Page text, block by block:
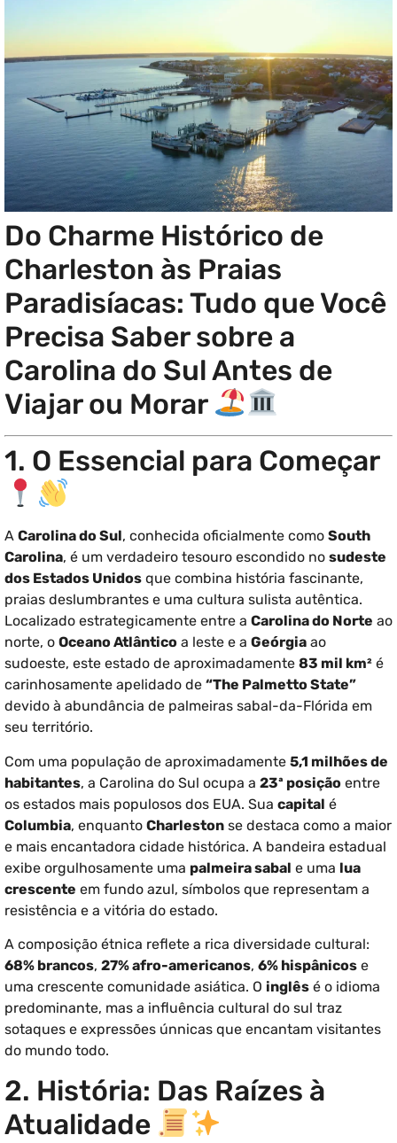
Do Charme Histórico de
Charleston às Praias
Paradisíacas: Tudo que Você
Precisa Saber sobre a
Carolina do Sul Antes de
Viajar ou Morar
1. O Essencial para Começar
A Carolina do Sul, conhecida oficialmente como South
Carolina, é um verdadeiro tesouro escondido no sudeste
dos Estados Unidos que combina história fascinante,
praias deslumbrantes e uma cultura sulista autêntica.
Localizado estrategicamente entre a Carolina do Norte ao
norte, o Oceano Atlântico a leste e a Geórgia ao
sudoeste, este estado de aproximadamente 83 mil km² é
carinhosamente apelidado de “The Palmetto State”
devido à abundância de palmeiras sabal-da-Flórida em
seu território.
Com uma população de aproximadamente 5,1 milhões de
habitantes, a Carolina do Sul ocupa a 23ª posição entre
os estados mais populosos dos EUA. Sua capital é
Columbia, enquanto Charleston se destaca como a maior
e mais encantadora cidade histórica. A bandeira estadual
exibe orgulhosamente uma palmeira sabal e uma lua
crescente em fundo azul, símbolos que representam a
resistência e a vitória do estado.
A composição étnica reflete a rica diversidade cultural:
68% brancos, 27% afro-americanos, 6% hispânicos e
uma crescente comunidade asiática. O inglês é o idioma
predominante, mas a influência cultural do sul traz
sotaques e expressões únnicas que encantam visitantes
do mundo todo.
2. História: Das Raízes à
Atualidade